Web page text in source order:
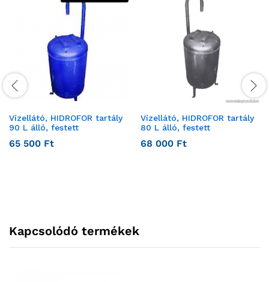
Vízellátó, HIDROFOR tartály
90 L álló, festett
65 500 Ft
Vízellátó, HIDROFOR tartály
80 L álló, festett
68 000 Ft
Kapcsolódó termékek